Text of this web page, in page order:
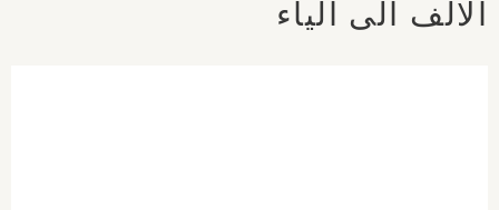
الالف الى الياء